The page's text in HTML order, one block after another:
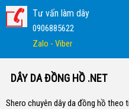
Tư vấn làm dây
0906885622
Zalo - Viber
DÂY DA ĐỒNG HỒ .NET
Shero chuyên dây da đồng hồ theo